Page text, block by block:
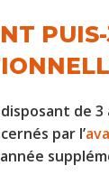
de 3
par l’